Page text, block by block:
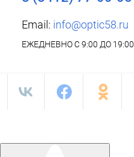
Email: info@optic58.ru
ЕЖЕДНЕВНО С 9:00 ДО 19:00